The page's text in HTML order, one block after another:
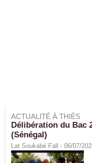
ACTUALITÉ À THIÈS
Délibération du Bac
(Sénégal)
Lat Soukabé Fall - 06/07/